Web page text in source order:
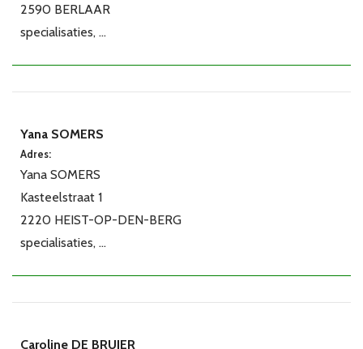
2590 BERLAAR
specialisaties, ...
Yana SOMERS
Adres:
Yana SOMERS
Kasteelstraat 1
2220 HEIST-OP-DEN-BERG
specialisaties, ...
Caroline DE BRUIER